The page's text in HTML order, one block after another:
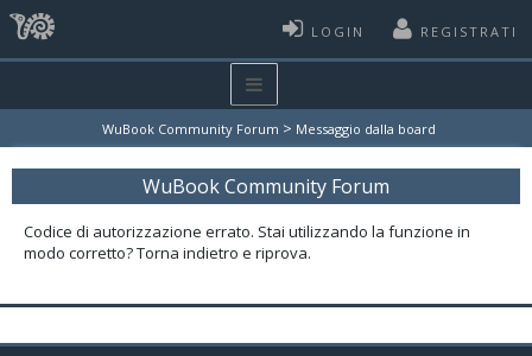
LOGIN REGISTRATI
WuBook Community Forum > Messaggio dalla board
WuBook Community Forum
Codice di autorizzazione errato. Stai utilizzando la funzione in
modo corretto? Torna indietro e riprova.